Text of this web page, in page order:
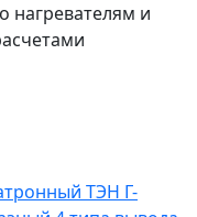
нагревателям и